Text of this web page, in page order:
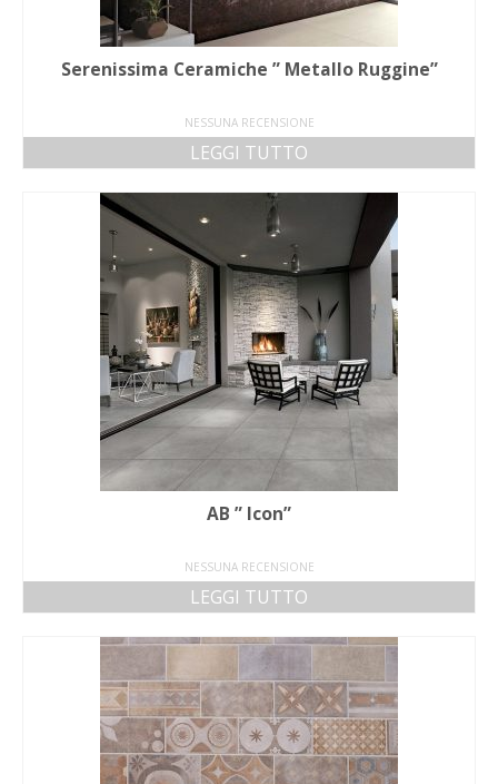
Serenissima Ceramiche ” Metallo Ruggine”
NESSUNA RECENSIONE
LEGGI TUTTO
AB ” Icon”
NESSUNA RECENSIONE
LEGGI TUTTO